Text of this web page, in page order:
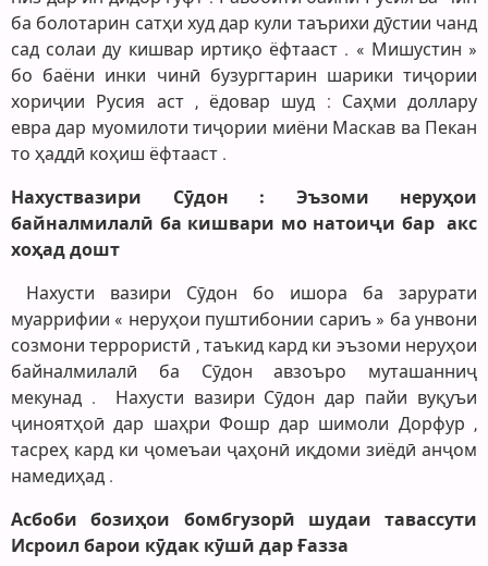
ба болотарин сатҳи худ дар кули таърихи дӯстии чанд
сад солаи ду кишвар иртиқо ёфтааст . « Мишустин »
бо баёни инки чинӣ бузургтарин шарики тиҷории
хориҷии Русия аст , ёдовар шуд : Саҳми доллару
евра дар муомилоти тиҷории миёни Маскав ва Пекан
то ҳаддӣ коҳиш ёфтааст .
Нахуствазири Сӯдон : Эъзоми неруҳои
байналмилалӣ ба кишвари мо натоиҷи бар акс
хоҳад дошт
Нахусти вазири Сӯдон бо ишора ба зарурати
муаррифии « неруҳои пуштибонии сариъ » ба унвони
созмони террористӣ , таъкид кард ки эъзоми неруҳои
байналмилалӣ ба Сӯдон авзоъро муташанниҷ
мекунад . Нахусти вазири Сӯдон дар пайи вуқуъи
ҷиноятҳоӣ дар шаҳри Фошр дар шимоли Дорфур ,
тасреҳ кард ки ҷомеъаи ҷаҳонӣ иқдоми зиёдӣ анҷом
намедиҳад .
Асбоби бозиҳои бомбгузорӣ шудаи тавассути
Исроил барои кӯдак кӯшӣ дар Ғазза